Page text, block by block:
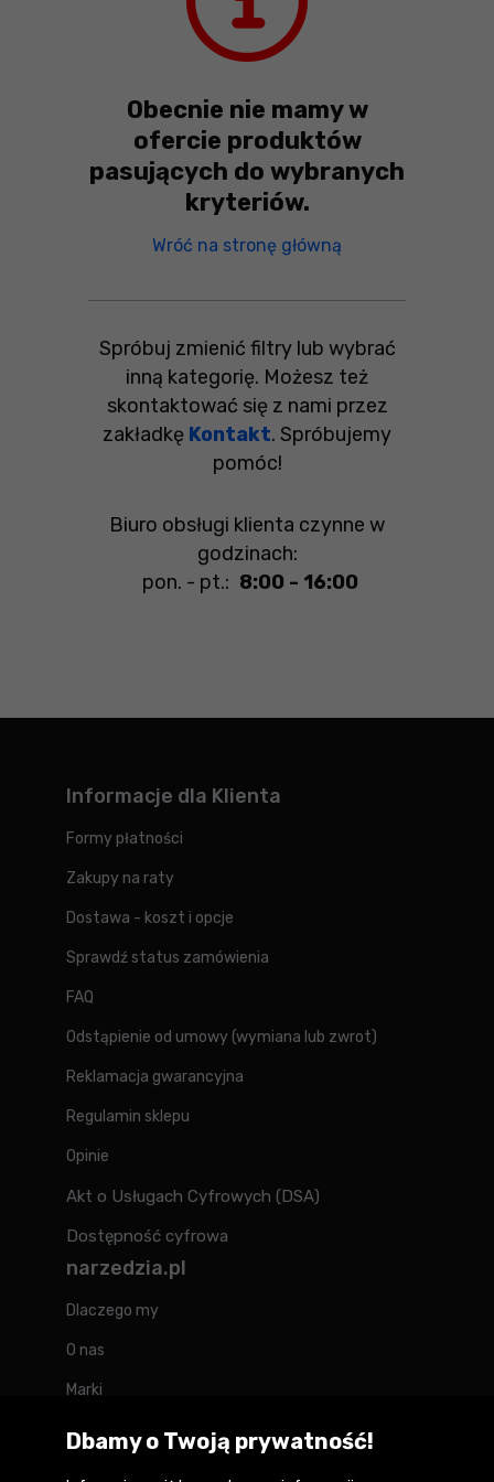
Obecnie nie mamy w
ofercie produktów
pasujących do wybranych
kryteriów.
Wróć na stronę główną
Spróbuj zmienić filtry lub wybrać
inną kategorię. Możesz też
skontaktować się z nami przez
zakładkę Kontakt. Spróbujemy
pomóc!
Biuro obsługi klienta czynne w
godzinach:
pon. - pt.: 8:00 - 16:00
Informacje dla Klienta
Formy płatności
Zakupy na raty
Dostawa - koszt i opcje
Sprawdź status zamówienia
FAQ
Odstąpienie od umowy (wymiana lub zwrot)
Reklamacja gwarancyjna
Regulamin sklepu
Opinie
Akt o Usługach Cyfrowych (DSA)
Dostępność cyfrowa
narzedzia.pl
Dlaczego my
O nas
Marki
Kontakt
Dbamy o Twoją prywatność!